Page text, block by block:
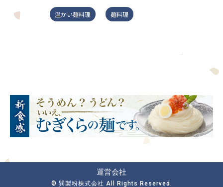
温かい麺料理 麺料理
運営会社
© 巽製粉株式会社 All Rights Reserved.